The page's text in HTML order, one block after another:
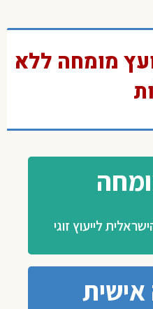
מומחה ללא
לייעוץ זוגי